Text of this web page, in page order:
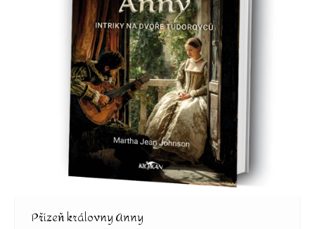
Přízeň královny Anny